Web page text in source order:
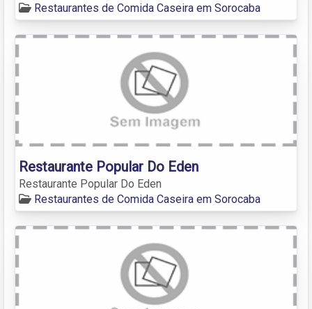
Restaurantes de Comida Caseira em Sorocaba
Restaurante Popular Do Eden
Restaurante Popular Do Eden
Restaurantes de Comida Caseira em Sorocaba